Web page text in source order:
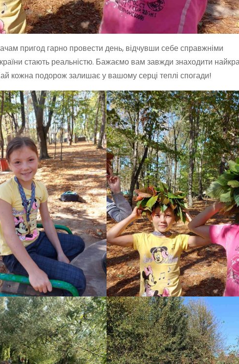
пригод гарно провести день, відчувши себе справжніми
стають реальністю. Бажаємо вам завжди знаходити
кожна подорож залишає у вашому серці теплі спогади!